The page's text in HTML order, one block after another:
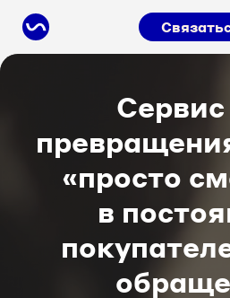
Сервис
«просто
в